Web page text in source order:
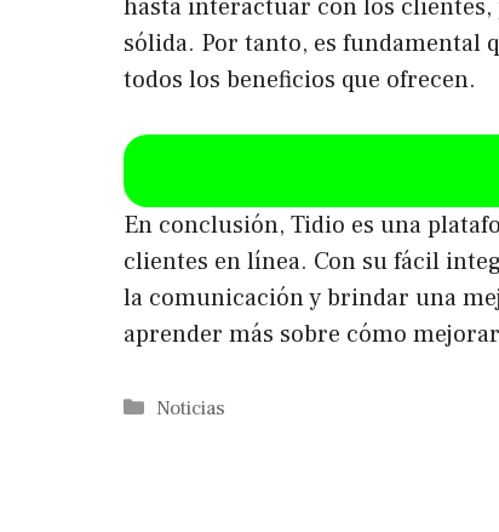
hasta interactuar con los
sólida. Por tanto, es fundamental
todos los beneficios que ofrecen.
En conclusión, Tidio es una
clientes en línea. Con su fácil
la comunicación y brindar una
aprender más sobre cómo
Categorías
Noticias